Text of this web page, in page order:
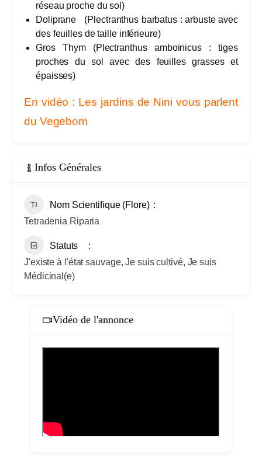
réseau proche du sol)
Doliprane (Plectranthus barbatus :arbuste avec
des feuilles de taille inférieure)
Gros Thym (Plectranthus amboinicus: tiges
proches du sol avec des feuilles grasses et
épaisses)
En vidéo : Les jardins de Nini vous parlent
du Vegebom
Infos Générales
Nom Scientifique (Flore)
Tetradenia Riparia
Statuts
J'existe à l'état sauvage, Je suis cultivé, Je suis
Médicinal(e)
Vidéo de l'annonce